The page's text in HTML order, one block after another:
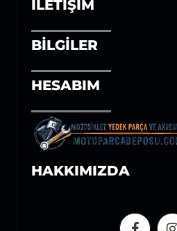
İLETIŞIM
BILGILER
HESABIM
HAKKIMIZDA